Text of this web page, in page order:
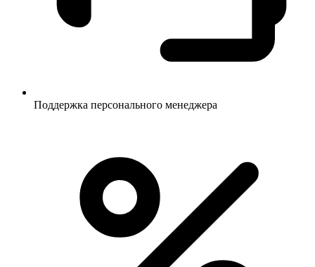
Поддержка персонального менеджера